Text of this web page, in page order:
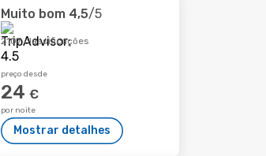
Muito bom 4,5/5
2107 classificações
preço desde
24 €
por noite
Mostrar detalhes